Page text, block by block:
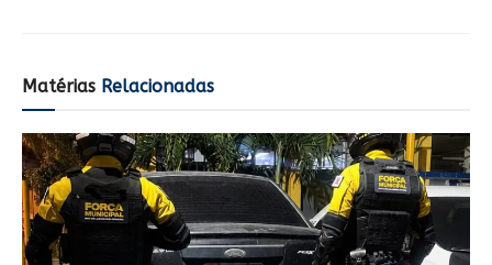
Matérias Relacionadas